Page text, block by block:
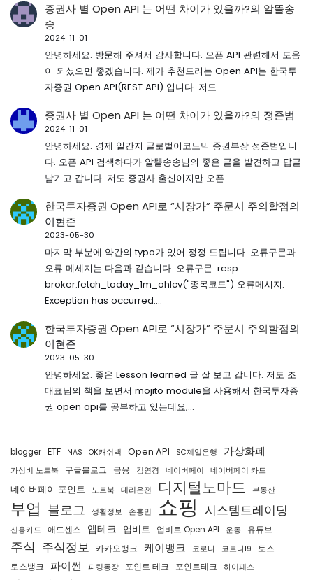
증권사 별 Open API 는 어떤 차이가 있을까?의 알뜰송
송
2024-11-01
안녕하세요. 방문해 주셔서 감사합니다. 오픈 API 관련해서 도움
이 되셨으면 좋겠습니다. 제가 추천드리는 Open API는 한국투
자증권 Open API(REST API) 입니다. 저도…
증권사 별 Open API 는 어떤 차이가 있을까?의 정준범
2024-11-01
안녕하세요. 경제 일간지 글로벌이코노믹 증권부장 정준범입니
다. 오픈 API 검색하다가 알뜰송송님의 좋은 글을 발견하고 답글
남기고 갑니다. 저도 증권사 출신이지만 오픈…
한국투자증권 Open API로 “시장가” 주문시 주의할점의
이현준
2023-05-30
마지막 부분에 약간의 typo가 있어 정정 드립니다. 오류구문과
오류 메세지는 다음과 같습니다. 오류구문: resp =
broker.fetch_today_1m_ohlcv("종목코드") 오류메시지:
Exception has occurred:…
한국투자증권 Open API로 “시장가” 주문시 주의할점의
이현준
2023-05-30
안녕하세요. 좋은 Lesson learned 글 잘 보고 갑니다. 저도 조
대표님의 책을 보면서 mojito module을 사용해서 한국투자증
권 open api를 공부하고 있는데요,…
blogger ETF NAS OK캐쉬백 Open API SC제일은행 가상화폐
가성비 노트북 구글블로그 금융 김연경 네이버페이 네이버페이 카드
네이버페이 포인트 노트북 대리운전 디지털노마드 부동산
부업 블로그 생활정보 손흥민 쇼핑 시스템트레이딩
신용카드 애드센스 앱테크 업비트 업비트 Open API 운동 유튜브
주식 주식정보 카카오뱅크 케이뱅크 코로나 코로나19
토스
토스뱅크
파이썬 파킹통장 포인트 테크 포인트테크 하이패스